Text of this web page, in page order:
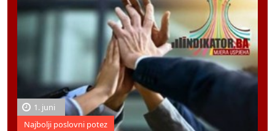
1. juni
Najbolji poslovni potez